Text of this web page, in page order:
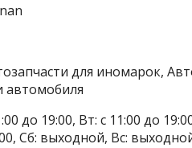
для иномарок,
автомобиля
до 19:00, Вт: с 11:00 до
Сб: выходной, Вс: